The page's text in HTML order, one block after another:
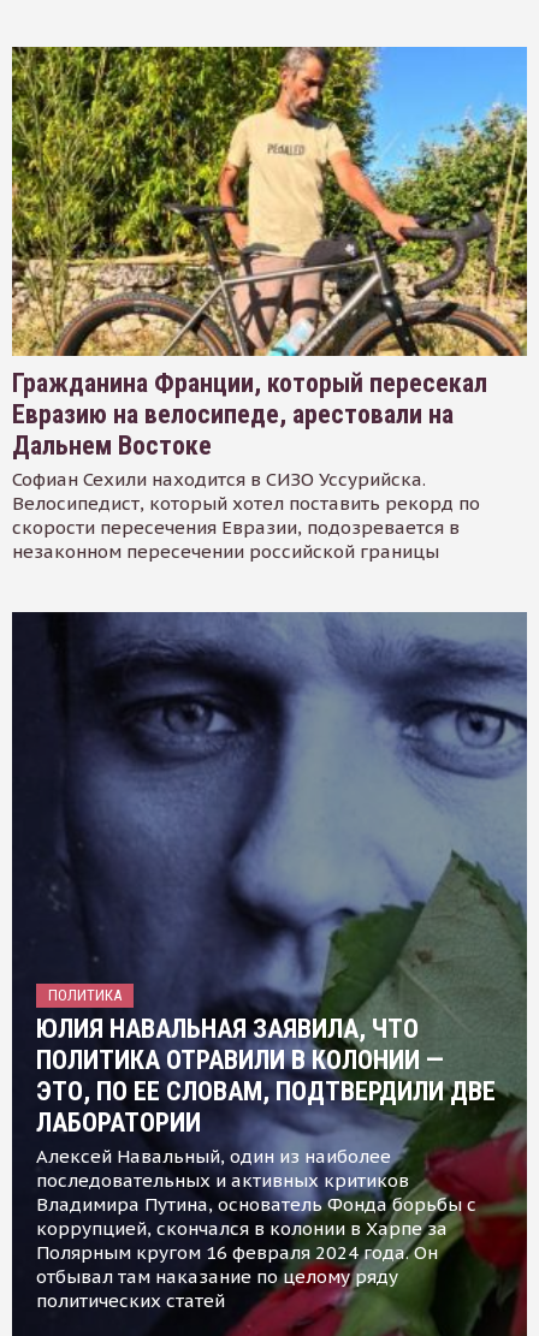
Гражданина Франции, который пересекал
Евразию на велосипеде, арестовали на
Дальнем Востоке
Софиан Сехили находится в СИЗО Уссурийска.
Велосипедист, который хотел поставить рекорд по
скорости пересечения Евразии, подозревается в
незаконном пересечении российской границы
ПОЛИТИКА
ЮЛИЯ НАВАЛЬНАЯ ЗАЯВИЛА, ЧТО
ПОЛИТИКА ОТРАВИЛИ В КОЛОНИИ —
ЭТО, ПО ЕЕ СЛОВАМ, ПОДТВЕРДИЛИ ДВЕ
ЛАБОРАТОРИИ
Алексей Навальный, один из наиболее
последовательных и активных критиков
Владимира Путина, основатель Фонда борьбы с
коррупцией, скончался в колонии в Харпе за
Полярным кругом 16 февраля 2024 года. Он
отбывал там наказание по целому ряду
политических статей